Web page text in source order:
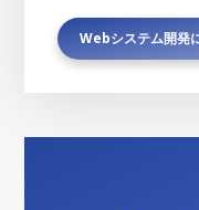
Webシステム開